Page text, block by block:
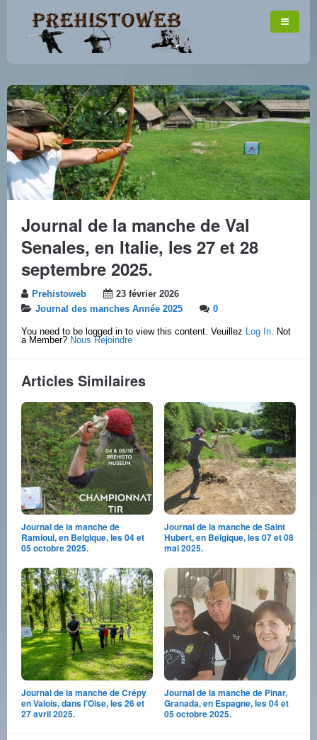
Journal de la manche de Val
Senales, en Italie, les 27 et 28
septembre 2025.
Prehistoweb
23 février 2026
Journal des manches Année 2025
0
You need to be logged in to view this content. Veuillez Log In. Not
a Member? Nous Rejoindre
Articles Similaires
Journal de la manche de
Ramioul, en Belgique, les 04 et
05 octobre 2025.
Journal de la manche de Saint
Hubert, en Belgique, les 07 et 08
mai 2025.
Journal de la manche de Crépy
en Valois, dans l’Oise, les 26 et
27 avril 2025.
Journal de la manche de Pinar,
Granada, en Espagne, les 04 et
05 octobre 2025.